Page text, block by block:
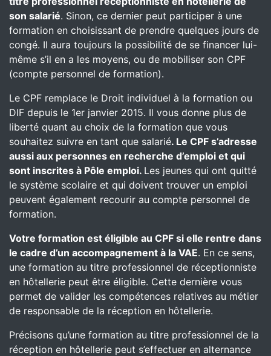
son salarié. Sinon, ce dernier peut participer à une
formation en choisissant de prendre quelques jours de
congé. Il aura toujours la possibilité de se financer lui-
même s’il en a les moyens, ou de mobiliser son CPF
(compte personnel de formation).
Le CPF remplace le Droit individuel à la formation ou
DIF depuis le 1er janvier 2015. Il vous donne plus de
liberté quant au choix de la formation que vous
souhaitez suivre en tant que salarié. Le CPF s’adresse
aussi aux personnes en recherche d’emploi et qui
sont inscrites à Pôle emploi. Les jeunes qui ont quitté
le système scolaire et qui doivent trouver un emploi
peuvent également recourir au compte personnel de
formation.
Votre formation est éligible au CPF si elle rentre dans
le cadre d’un accompagnement à la VAE. En ce sens,
une formation au titre professionnel de réceptionniste
en hôtellerie peut être éligible. Cette dernière vous
permet de valider les compétences relatives au métier
de responsable de la réception en hôtellerie.
Précisons qu’une formation au titre professionnel de la
réception en hôtellerie peut s’effectuer en alternance